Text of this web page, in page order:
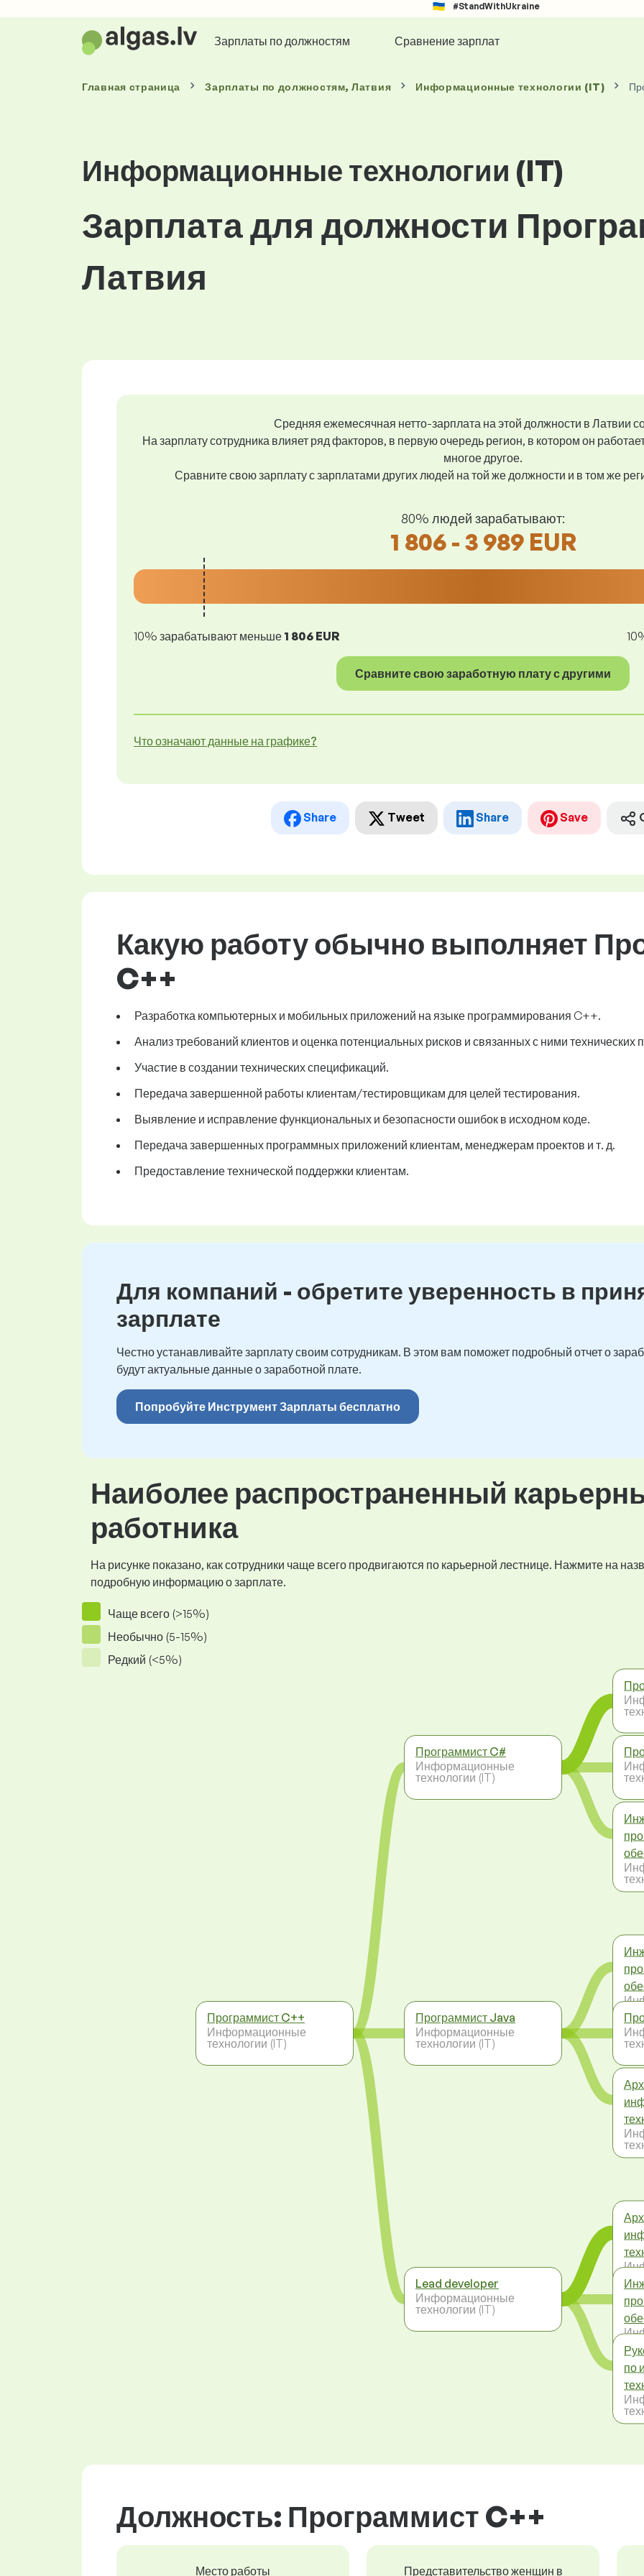
#StandWithUkraine
Зарплаты по должностям Сравнение зарплат
Главная страница Зарплаты по должностям, Латвия Информационные технологии (IT)
Информационные технологии (IT)
Зарплата для должности
Латвия
Средняя ежемесячная нетто-зарплата на этой должности в Латвии
На зарплату сотрудника влияет ряд факторов, в первую очередь регион, в котором он
многое другое.
Сравните свою зарплату с зарплатами других людей на той же должности и в том же
80% людей зарабатывают:
1 806 - 3 989 EUR
10% зарабатывают меньше 1 806 EUR
Сравните свою заработную плату с другими
Что означают данные на графике?
Share Tweet Share Save
Какую работу обычно выполняет
C++
Разработка компьютерных и мобильных приложений на языке программирования C++.
Анализ требований клиентов и оценка потенциальных рисков и связанных с ними технических
Участие в создании технических спецификаций.
Передача завершенной работы клиентам/тестировщикам для целей тестирования.
Выявление и исправление функциональных и безопасности ошибок в исходном коде.
Передача завершенных программных приложений клиентам, менеджерам проектов и т. д.
Предоставление технической поддержки клиентам.
Для компаний - обретите уверенность в
зарплате
Честно устанавливайте зарплату своим сотрудникам. В этом вам поможет подробный отчет о
будут актуальные данные о заработной плате.
Попробуйте Инструмент Зарплаты бесплатно
Наиболее распространенный
работника
На рисунке показано, как сотрудники чаще всего продвигаются по карьерной лестнице. Нажмите на
подробную информацию о зарплате.
Чаще всего (>15%)
Необычно (5-15%)
Редкий (<5%)
Программист C++
Информационные
технологии (IT)
Программист C#
Информационные
технологии (IT)
Программист Java
Информационные
технологии (IT)
Lead developer
Информационные
технологии (IT)
по
Должность: Программист C++
Место работы Представительство женщин в